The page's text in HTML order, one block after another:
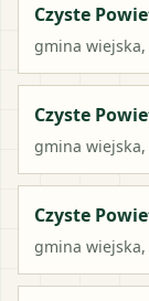
Czyste
gmina wiejska
Czyste
gmina wiejska
Czyste
gmina wiejska